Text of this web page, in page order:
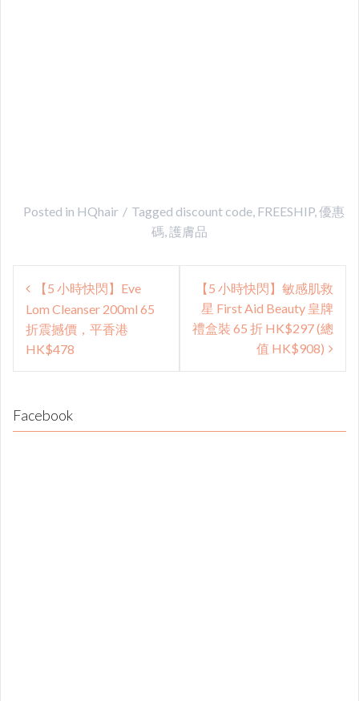
Posted in HQhair Tagged discount code, FREESHIP, 優惠
碼 護膚品
Post
navigation
【5 小時快閃】Eve
Lom Cleanser 200ml 65
折震撼價，平香港
HK$478
【5 小時快閃】敏感肌救
星 First Aid Beauty 皇牌
禮盒裝 65 折 HK$297 (總
值 HK$908)
Facebook